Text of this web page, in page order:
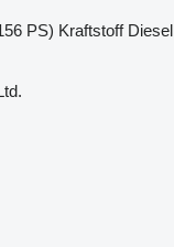
PS) Kraftstoff Diesel